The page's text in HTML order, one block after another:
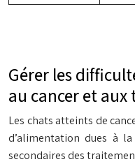
Gérer les
au cancer et
Les chats atteints de
d’alimentation dues à
secondaires des